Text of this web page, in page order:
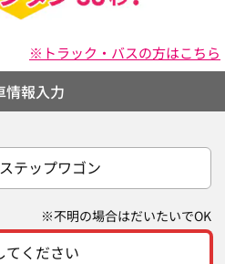
※トラック・バスの方はこちら
情報入力
テップワゴン
※不明の場合はだいたいでOK
てください